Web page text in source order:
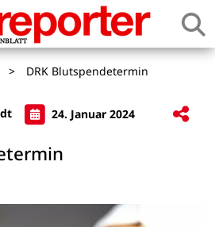
> DRK Blutspendetermin
24. Januar 2024